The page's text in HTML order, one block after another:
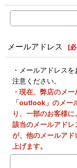
メールアドレス [
・メールアドレス
注意ください。
・現在、弊店のメ
「outlook」のメー
り、一部のお客様に
該当のメールアド
が、他のメールア
上げます。